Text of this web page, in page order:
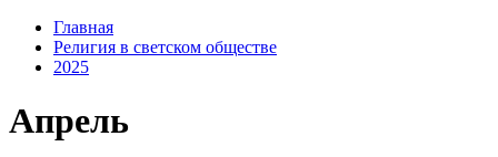
Главная
Религия в светском обществе
2025
Апрель